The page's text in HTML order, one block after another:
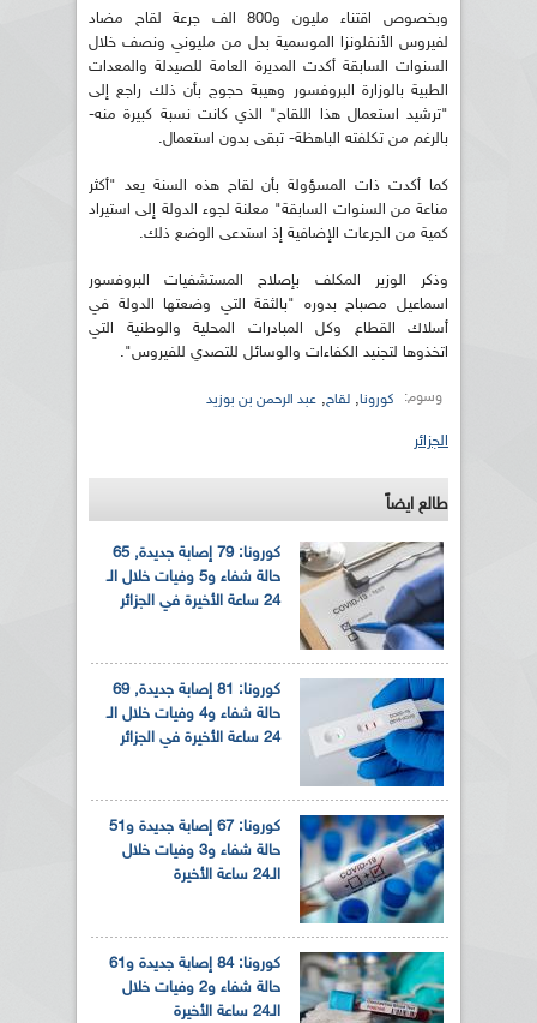
وبخصوص اقتناء مليون و800 الف جرعة لقاح مضاد
لفيروس الأنفلونزا الموسمية بدل من مليوني ونصف خلال
السنوات السابقة أكدت المديرة العامة للصيدلة والمعدات
الطبية بالوزارة البروفسور وهيبة حجوج بأن ذلك راجع إلى
"ترشيد استعمال هذا اللقاح" الذي كانت نسبة كبيرة منه-
بالرغم من تكلفته الباهظة- تبقى بدون استعمال.
كما أكدت ذات المسؤولة بأن لقاح هذه السنة يعد "أكثر
مناعة من السنوات السابقة" معلنة لجوء الدولة إلى استيراد
كمية من الجرعات الإضافية إذ استدعى الوضع ذلك.
وذكر الوزير المكلف بإصلاح المستشفيات البروفسور
اسماعيل مصباح بدوره "بالثقة التي وضعتها الدولة في
أسلاك القطاع وكل المبادرات المحلية والوطنية التي
اتخذوها لتجنيد الكفاءات والوسائل للتصدي للفيروس".
وسوم: كورونا, لقاح, عبد الرحمن بن بوزيد
الجزائر
طالع ايضاً
كورونا: 79 إصابة جديدة, 65
حالة شفاء و5 وفيات خلال الـ
24 ساعة الأخيرة في الجزائر
كورونا: 81 إصابة جديدة, 69
حالة شفاء و4 وفيات خلال الـ
24 ساعة الأخيرة في الجزائر
كورونا: 67 إصابة جديدة و51
حالة شفاء و3 وفيات خلال
الـ24 ساعة الأخيرة
كورونا: 84 إصابة جديدة و61
حالة شفاء و2 وفيات خلال
الـ24 ساعة الأخيرة